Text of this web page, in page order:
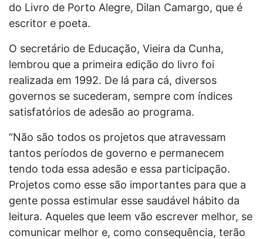
do Livro de Porto Alegre, Dilan Camargo, que é
escritor e poeta.
O secretário de Educação, Vieira da Cunha,
lembrou que a primeira edição do livro foi
realizada em 1992. De lá para cá, diversos
governos se sucederam, sempre com índices
satisfatórios de adesão ao programa.
“Não são todos os projetos que atravessam
tantos períodos de governo e permanecem
tendo toda essa adesão e essa participação.
Projetos como esse são importantes para que a
gente possa estimular esse saudável hábito da
leitura. Aqueles que leem vão escrever melhor, se
comunicar melhor e, como consequência, terão